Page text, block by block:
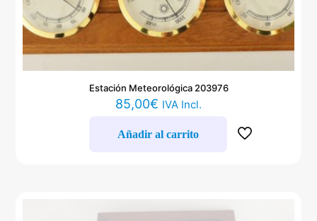
Estación Meteorológica 203976
85,00€ IVA Incl.
Añadir al carrito